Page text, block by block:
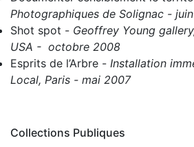
Photographiques de Solignac -
Shot spot - Geoffrey Young
USA - octobre 2008
Esprits de l’Arbre - Installation
Local, Paris - mai 2007
Collections Publiques